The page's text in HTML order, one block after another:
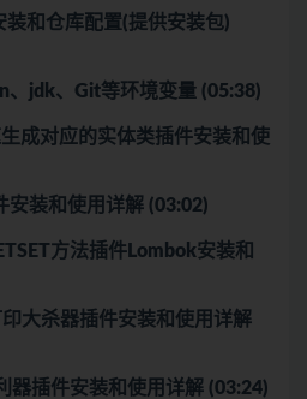
和仓库配置(提供安装包)
、jdk、Git等环境变量 (05:38)
成对应的实体类插件安装和使
安装和使用详解 (03:02)
方法插件Lombok安装和
大杀器插件安装和使用详解
器插件安装和使用详解 (03:24)